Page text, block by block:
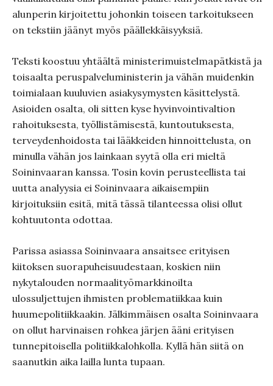
alunperin kirjoitettu johonkin toiseen tarkoitukseen
on tekstiin jäänyt myös päällekkäisyyksiä.
Teksti koostuu yhtäältä ministerimuistelmapätkistä ja
toisaalta peruspalveluministerin ja vähän muidenkin
toimialaan kuuluvien asiakysymysten käsittelystä.
Asioiden osalta, oli sitten kyse hyvinvointivaltion
rahoituksesta, työllistämisestä, kuntoutuksesta,
terveydenhoidosta tai lääkkeiden hinnoittelusta, on
minulla vähän jos lainkaan syytä olla eri mieltä
Soininvaaran kanssa. Tosin kovin perusteellista tai
uutta analyysia ei Soininvaara aikaisempiin
kirjoituksiin esitä, mitä tässä tilanteessa olisi ollut
kohtuutonta odottaa.
Parissa asiassa Soininvaara ansaitsee erityisen
kiitoksen suorapuheisuudestaan, koskien niin
nykytalouden normaalityömarkkinoilta
ulossuljettujen ihmisten problematiikkaa kuin
huumepolitiikkaakin. Jälkimmäisen osalta Soininvaara
on ollut harvinaisen rohkea järjen ääni erityisen
tunnepitoisella politiikkalohkolla. Kyllä hän siitä on
saanutkin aika lailla lunta tupaan.